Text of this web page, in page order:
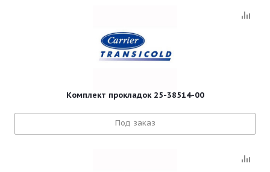
Комплект прокладок 25-38514-00
Под заказ